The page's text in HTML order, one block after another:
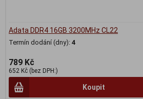
Adata DDR4 16GB 3200MHz CL22
Termín dodání (dny): 4
789 Kč
652 Kč (bez DPH:)
Koupit